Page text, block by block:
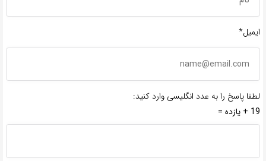
ایمیل*
لطفا پاسخ را به عدد انگلیسی وارد کنید:
19 + یازده =